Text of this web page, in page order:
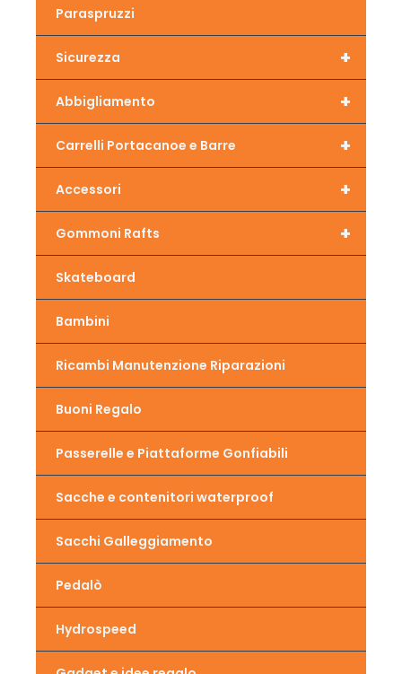
Paraspruzzi
+
Sicurezza
+
Abbigliamento
+
Carrelli Portacanoe e Barre
+
Accessori
+
Gommoni Rafts
Skateboard
Bambini
Ricambi Manutenzione Riparazioni
Buoni Regalo
Passerelle e Piattaforme Gonfiabili
Sacche e contenitori waterproof
Sacchi Galleggiamento
Pedalò
Hydrospeed